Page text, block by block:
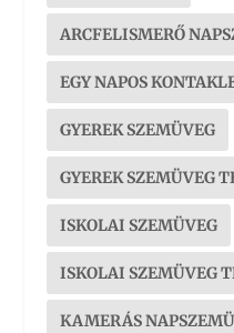
ARCFELISMERŐ
EGY NAPOS
GYEREK SZEMÜVEG
GYEREK SZEMÜVEG
ISKOLAI SZEMÜVEG
ISKOLAI SZEMÜVEG
KAMERÁS